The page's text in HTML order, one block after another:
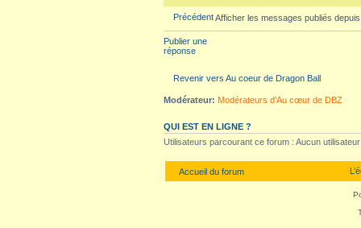
PrécédentAfficher les messages publiés
Publier une
réponse
Revenir vers Au coeur de Dragon Ball
Modérateur: Modérateurs d'Au cœur de DBZ
QUI EST EN LIGNE ?
Utilisateurs parcourant ce forum : Aucun
Accueil du forum